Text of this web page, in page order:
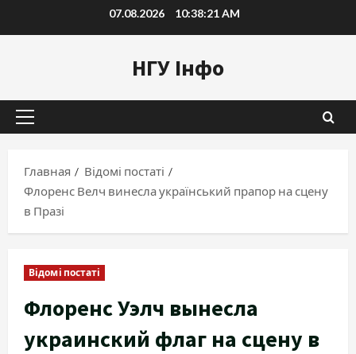
к
07.08.2026 10:38:21 AM
НГУ Інфо
Основное
Главная
Відомі постаті
Флоренс Велч винесла український прапор на сцену
в Празі
Відомі постаті
Флоренс Уэлч вынесла
украинский флаг на сцену в